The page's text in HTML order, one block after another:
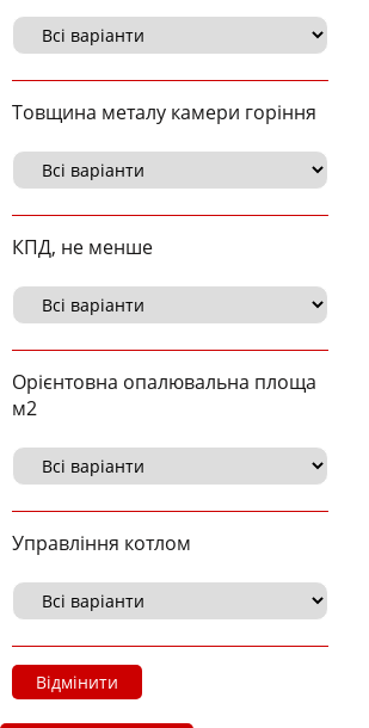
Товщина металу камери горіння
КПД, не менше
Орієнтовна опалювальна площа
м2
Управління котлом
Відмінити